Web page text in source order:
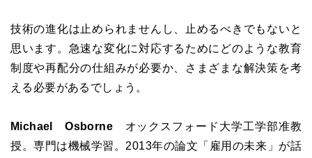
技術の進化は止められませんし、止めるべきでもないと
思います。急速な変化に対応するためにどのような教育
制度や再配分の仕組みが必要か、さまざまな解決策を考
える必要があるでしょう。
Michael Osborne オックスフォード大学工学部准教
授。専門は機械学習。2013年の論文「雇用の未来」が話